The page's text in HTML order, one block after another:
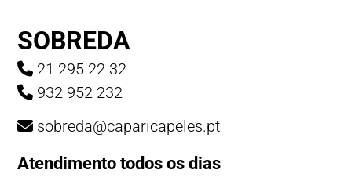
SOBREDA
21 295 22 32
932 952 232
sobreda@caparicapeles.pt
Atendimento todos os dias